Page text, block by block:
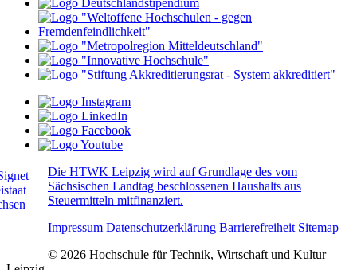
Die HTWK Leipzig wird auf Grundlage des vom
Sächsischen Landtag beschlossenen Haushalts aus
Steuermitteln mitfinanziert.
Impressum Datenschutzerklärung Barrierefreiheit Sitemap
© 2026 Hochschule für Technik, Wirtschaft und Kultur